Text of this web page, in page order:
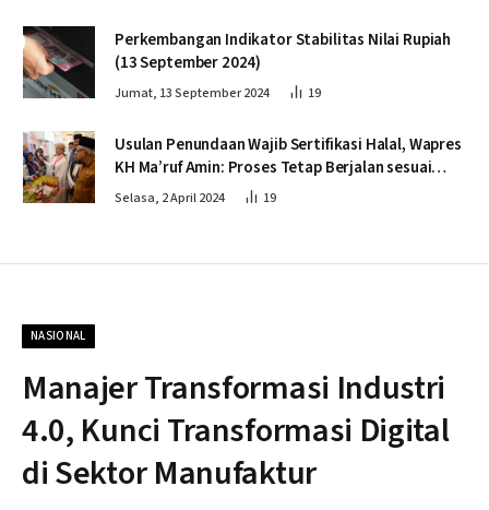
Perkembangan Indikator Stabilitas Nilai Rupiah
(13 September 2024)
Jumat, 13 September 2024 19
Usulan Penundaan Wajib Sertifikasi Halal, Wapres
KH Ma’ruf Amin: Proses Tetap Berjalan sesuai
Penahapan
Selasa, 2 April 2024 19
NASIONAL
Manajer Transformasi Industri
4.0, Kunci Transformasi Digital
di Sektor Manufaktur